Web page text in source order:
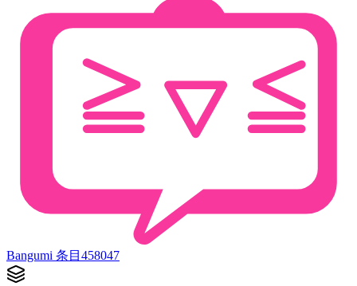
Bangumi 条目 458047